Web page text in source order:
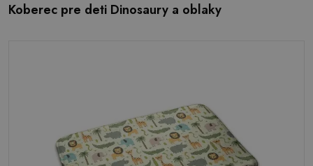
Koberec pre deti Dinosaury a oblaky